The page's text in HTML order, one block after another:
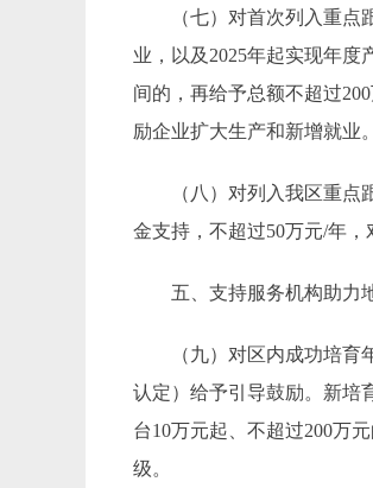
（七） 对首次列入重点
业 ，以及 2025年起实现年度
间的，再给予总额不超过200
励企业扩大生产和新增就业。
（八） 对列入我区重点
金支持，不超过50万元/年，
五、支持服务机构助力
（九） 对区内成功培育
认定）给予引导鼓励。新培
台10万元起、不超过200万
级。